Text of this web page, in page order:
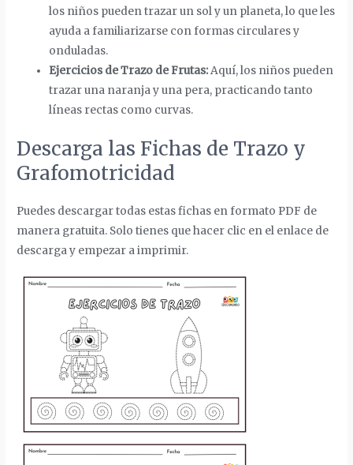
los niños pueden trazar un sol y un planeta, lo que les
ayuda a familiarizarse con formas circulares y
onduladas.
Ejercicios de Trazo de Frutas:Aquí, los niños pueden
trazar una naranja y una pera, practicando tanto
líneas rectas como curvas.
Descarga las Fichas de Trazo y
Grafomotricidad
Puedes descargar todas estas fichas en formato PDF de
manera gratuita. Solo tienes que hacer clic en el enlace de
descarga y empezar a imprimir.